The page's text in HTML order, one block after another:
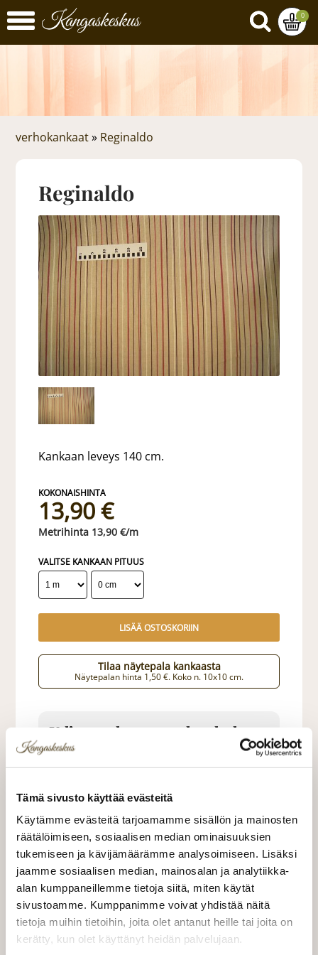
Tämä sivusto käyttää evästeitä
Käytämme evästeitä tarjoamamme sisällön ja mainosten
räätälöimiseen, sosiaalisen median ominaisuuksien
tukemiseen ja kävijämäärämme analysoimiseen. Lisäksi
jaamme sosiaalisen median, mainosalan ja analytiikka-
alan kumppaneillemme tietoja siitä, miten käytät
sivustoamme. Kumppanimme voivat yhdistää näitä
tietoja muihin tietoihin, joita olet antanut heille tai joita on
kerätty, kun olet käyttänyt heidän palvelujaan.
0
verhokankaat » Reginaldo
Reginaldo
Kankaan leveys 140 cm.
13,90 €
13,90 €/m
VALITSE KANKAAN PITUUS
LISÄÄ OSTOSKORIIN
Tilaa näytepala kankaasta
Näytepalan hinta 1,50 €. Koko n. 10x10 cm.
Valitse mukaan ompelupalvelu
(sis. työn ja tarvikkeet)
Suoraverho leveys 150 cm + 22,00 €
Purjerengasverho leveys max 150
cm
+ 42,00 €
Sivupainot 2kpl + 4,00 €
Verho monsuuninauhalla leveys
+ 27,00 €